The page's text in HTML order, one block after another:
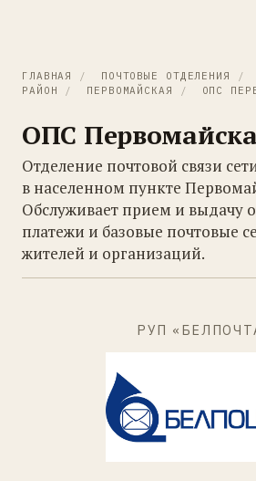
ГЛАВНАЯ / ПОЧТОВЫЕ ОТДЕЛЕНИЯ /
РАЙОН
/ ПЕРВОМАЙСКАЯ / ОПС
ОПС
Отделение почтовой связи
в населенном пункте
Обслуживает прием и выдачу
платежи и базовые почтовые
жителей и организаций.
РУП